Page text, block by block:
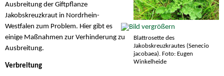
Blattrosette des
Jakobskreuzkrautes (Senecio
jacobaea). Foto: Eugen
Winkelheide
Ausbreitung der Giftpflanze
Jakobskreuzkraut in Nordrhein-
Westfalen zum Problem. Hier gibt es
einige Maßnahmen zur Verhinderung zu
Ausbreitung.
Verbreitung